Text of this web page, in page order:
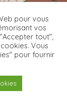
pour vous
vos
tout",
Vous
pour fournir